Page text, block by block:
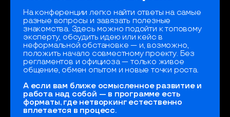
На конференции легко найти ответы на самые
разные вопросы и завязать полезные
знакомства. Здесь можно подойти к топовому
эксперту, обсудить идею или кейс в
неформальной обстановке — и, возможно,
положить начало совместному проекту. Без
регламентов и официоза — только живое
общение, обмен опытом и новые точки роста.
А если вам ближе осмысленное развитие и
работа над собой — в программе есть
форматы, где нетворкинг естественно
вплетается в процесс.